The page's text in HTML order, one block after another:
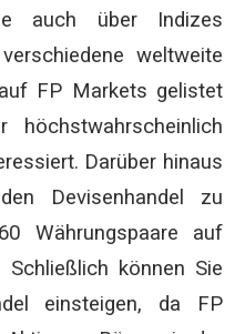
auch über Indizes
weltweite
FP Markets gelistet
Darüber hinaus
Devisenhandel zu
Währungspaare auf
können Sie
einsteigen, da FP